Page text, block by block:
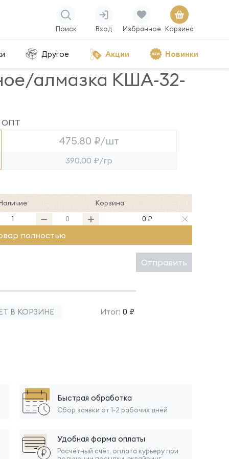
Поиск Вход Избранное Корзина
Другое Акции Новинки
алмазка КША-32-
ОПТ
475.80 ₽/шт
390.00 ₽/гр
Корзина
1 0 ₽
полностью
Отправить
В КОРЗИНЕ Итог: 0 ₽
Быстрая обработка
Сбор заявки от 1-2 рабочих дней
Удобная форма оплаты
Расчётный счёт, оплата курьеру при